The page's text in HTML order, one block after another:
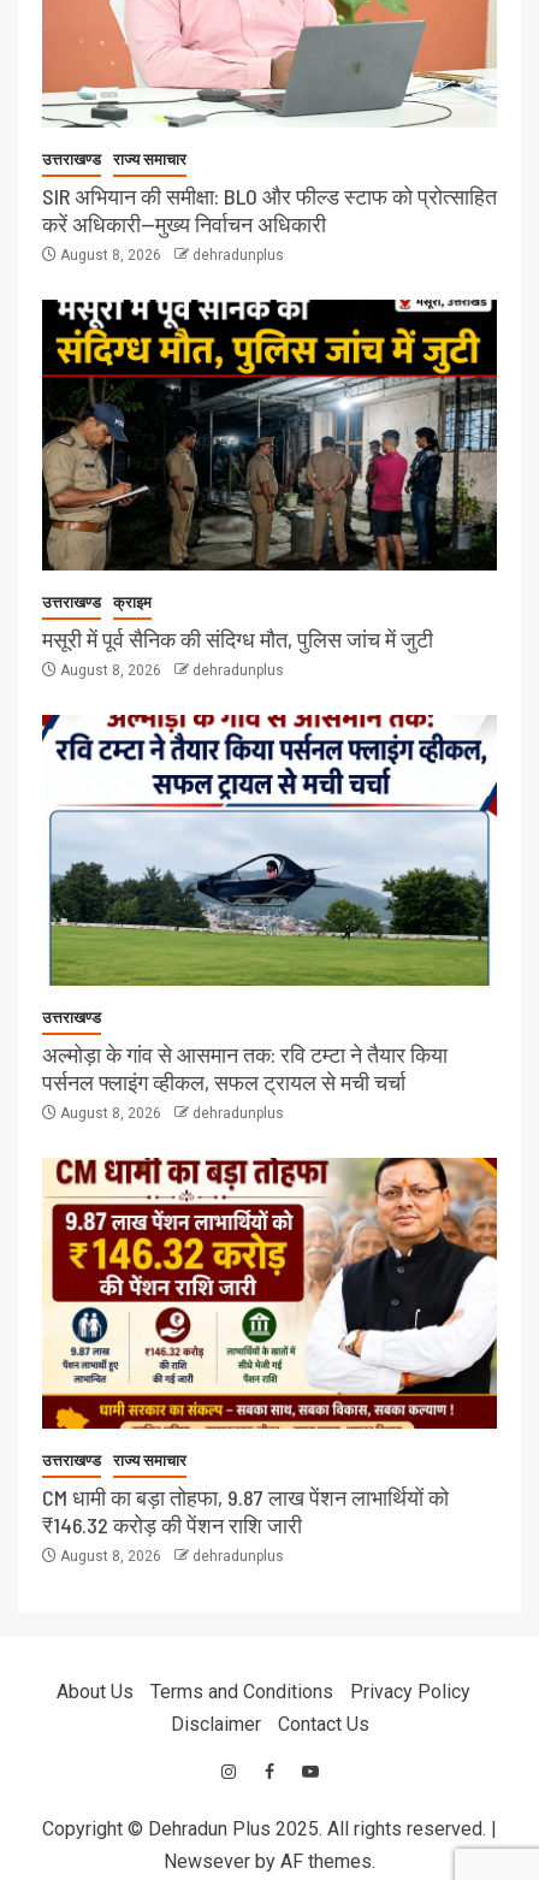
उत्तराखण्ड राज्य समाचार
SIR अभियान की समीक्षा: BLO और फील्ड स्टाफ को प्रोत्साहित
करें अधिकारी—मुख्य निर्वाचन अधिकारी
August 8, 2026 dehradunplus
उत्तराखण्ड क्राइम
मसूरी में पूर्व सैनिक की संदिग्ध मौत, पुलिस जांच में जुटी
August 8, 2026 dehradunplus
उत्तराखण्ड
अल्मोड़ा के गांव से आसमान तक: रवि टम्टा ने तैयार किया
पर्सनल फ्लाइंग व्हीकल, सफल ट्रायल से मची चर्चा
August 8, 2026 dehradunplus
उत्तराखण्ड राज्य समाचार
CM धामी का बड़ा तोहफा, 9.87 लाख पेंशन लाभार्थियों को
₹146.32 करोड़ की पेंशन राशि जारी
August 8, 2026 dehradunplus
About Us Terms and Conditions
Privacy Policy
Disclaimer
Contact Us
Copyright © Dehradun Plus 2025. All rights reserved. |
Newsever by AF themes.